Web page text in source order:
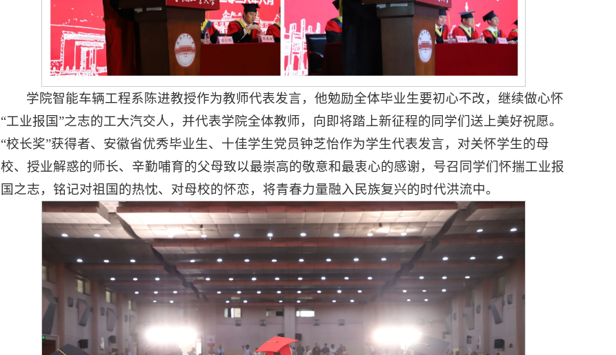
学院智能车辆工程系陈进教授作为教师代表发言，他勉励全体毕业生要初心不改，继续做心怀
“工业报国”之志的工大汽交人，并代表学院全体教师，向即将踏上新征程的同学们送上美好祝愿。
“校长奖”获得者、安徽省优秀毕业生、十佳学生党员钟芝怡作为学生代表发言，对关怀学生的母
校、授业解惑的师长、辛勤哺育的父母致以最崇高的敬意和最衷心的感谢，号召同学们怀揣工业报
国之志，铭记对祖国的热忱、对母校的怀恋，将青春力量融入民族复兴的时代洪流中。